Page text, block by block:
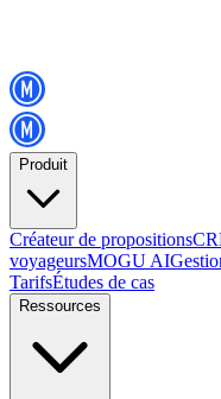
Produit
Créateur de propositions
voyageursMOGU AI
TarifsÉtudes de cas
Ressources